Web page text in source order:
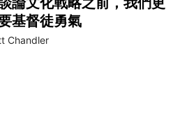
基督徒勇氣
Chandler